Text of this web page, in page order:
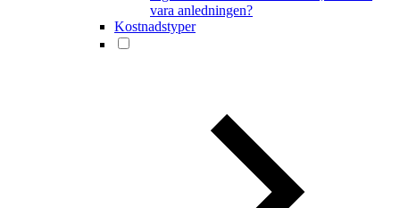
vara anledningen?
Kostnadstyper